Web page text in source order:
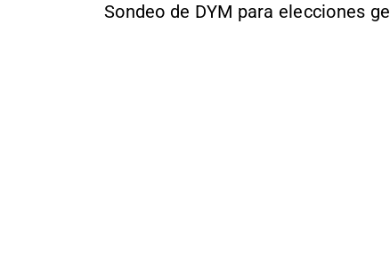
Sondeo de DYM para elecciones